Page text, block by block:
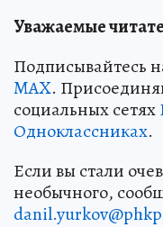
Уважаемые
Подписывайтесь
MAX.
социальных сетях
Одноклассниках.
Если вы стали
необычного,